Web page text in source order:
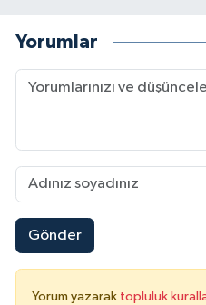
Yorumlar
Gönder
Yorum yazarak topluluk